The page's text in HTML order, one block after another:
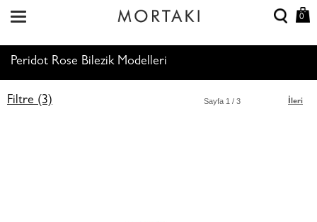
0
Peridot Rose Bilezik Modelleri
Filtre (3) İleri
Sayfa 1 / 3